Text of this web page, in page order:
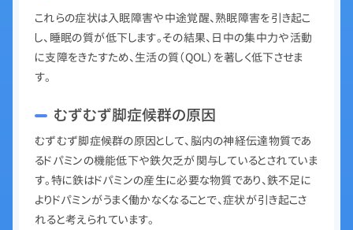
これらの症状は入眠障害や中途覚醒、熟眠障害を引き起こ
し、睡眠の質が低下します。その結果、日中の集中力や活動
に支障をきたすため、生活の質（QOL）を著しく低下させま
す。
むずむず脚症候群の原因
むずむず脚症候群の原因として、脳内の神経伝達物質であ
るドパミンの機能低下や鉄欠乏が関与しているとされていま
す。特に鉄はドパミンの産生に必要な物質であり、鉄不足に
よりドパミンがうまく働かなくなることで、症状が引き起こさ
れると考えられています。